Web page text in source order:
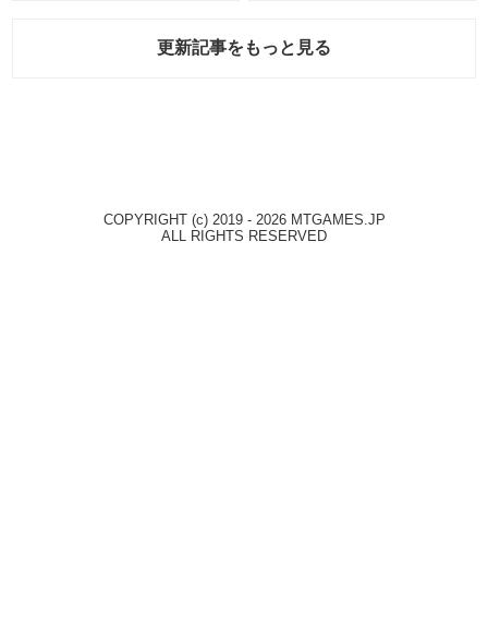
更新記事をもっと見る
COPYRIGHT (c) 2019 - 2026 MTGAMES.JP
ALL RIGHTS RESERVED